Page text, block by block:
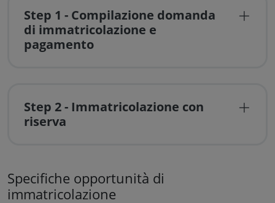
Step 1 - Compilazione domanda
di immatricolazione e
pagamento
Step 2 - Immatricolazione con
riserva
Specifiche opportunità di
immatricolazione